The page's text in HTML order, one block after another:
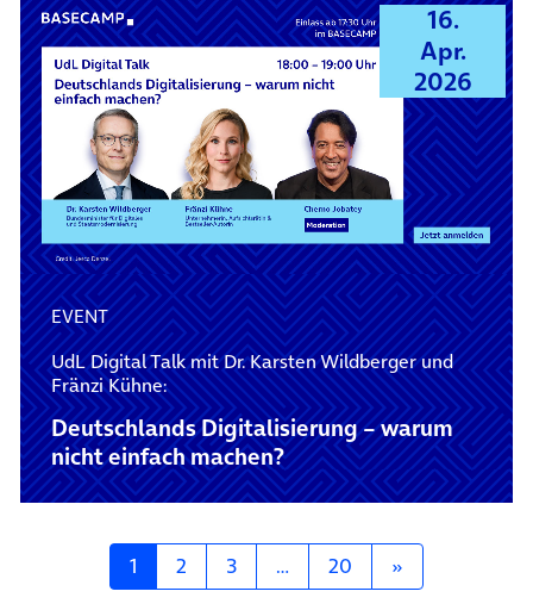
16.
Apr.
2026
EVENT
UdL Digital Talk mit Dr. Karsten Wildberger und
Fränzi Kühne:
Deutschlands Digitalisierung – warum
nicht einfach machen?
Posts navigation
1 2 3 … 20 »